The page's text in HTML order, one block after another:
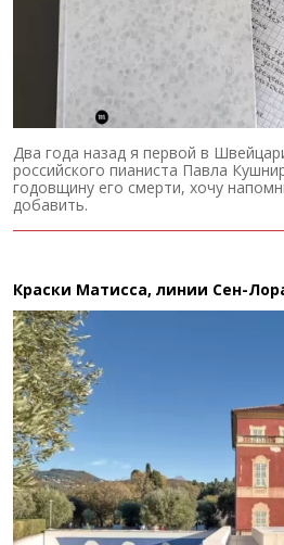
Два года назад я первой в
российского пианиста Павла
годовщину его смерти, хочу
добавить.
Краски Матисса, линии Сен-